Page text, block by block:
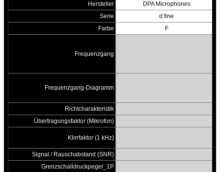
Hersteller
DPA Microphones
Serie
d:fine
Farbe
F
Frequenzgang
Frequenzgang-Diagramm
Richtcharakteristik
Übertragungsfaktor (Mikrofon)
Klirrfaktor (1 kHz)
Signal / Rauschabstand (SNR)
Grenzschalldruckpegel_1P